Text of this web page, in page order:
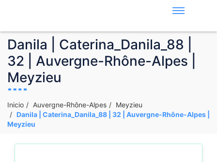
Danila | Caterina_Danila_88 |
32 | Auvergne-Rhône-Alpes |
Meyzieu
Inicio Auvergne-Rhône-Alpes
Meyzieu
Danila | Caterina_Danila_88 | 32 | Auvergne-Rhône-Alpes |
Meyzieu